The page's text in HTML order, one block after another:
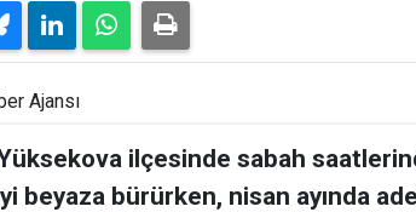
Ajansı
ilçesinde sabah
beyaza bürürken, nisan ayında